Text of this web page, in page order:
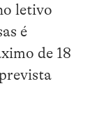
letivo
é
de 18